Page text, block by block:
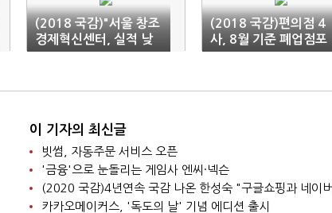
(2018 국감)"서울 창조
경제혁신센터, 실적 낮
은데 국비지원 가장 많
(2018 국감)편의점 4
사, 8월 기준 폐업점포
1900개
이 기자의 최신글
빗썸, 자동주문 서비스 오픈
'금융'으로 눈돌리는 게임사 엔씨·넥슨
카카오메이커스, '독도의 날' 기념 에디션 출시